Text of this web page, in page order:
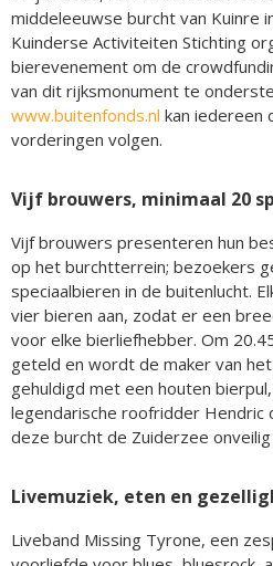
middeleeuwse burcht van Kuinre
Kuinderse Activiteiten Stichting
bierevenement om de
van dit rijksmonument te
www.buitenfonds.nl kan iedereen
vorderingen volgen.
Vijf brouwers, minimaal 20
Vijf brouwers presenteren hun
op het burchtterrein; bezoekers
speciaalbieren in de buitenlucht.
vier bieren aan, zodat er een
voor elke bierliefhebber. Om
geteld en wordt de maker van
gehuldigd met een houten
legendarische roofridder Hendric
deze burcht de Zuiderzee
Livemuziek, eten en
Liveband Missing Tyrone, een